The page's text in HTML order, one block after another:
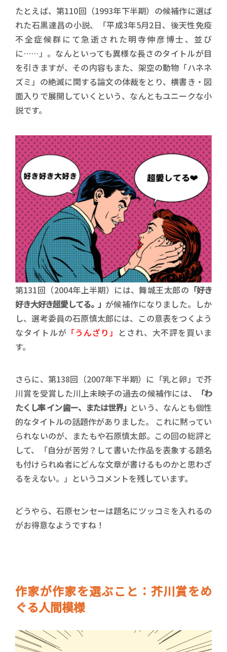
たとえば、第110回（1993年下半期）の候補作に選ば
れた石黒達昌の小説、「平成3年5月2日、後天性免疫
不全症候群にて急逝された明寺伸彦博士、並び
に……」。なんといっても異様な長さのタイトルが目
を引きますが、その内容もまた、架空の動物「ハネネ
ズミ」の絶滅に関する論文の体裁をとり、横書き・図
面入りで展開していくという、なんともユニークな小
説です。
第131回（2004年上半期）には、舞城王太郎の 「好き
好き大好き超愛してる。」が候補作になりました。しか
し、選考委員の石原慎太郎には、この意表をつくよう
なタイトルが 「うんざり」 とされ、大不評を買いま
す。
さらに、第138回（2007年下半期）に「乳と卵」で芥
川賞を受賞した川上未映子の過去の候補作には、
「わ
たくし率 イン 歯ー、または世界」 という、なんとも個性
的なタイトルの話題作がありました。 これに黙ってい
られないのが、またもや石原慎太郎。この回の総評と
して、「自分が苦労？して書いた作品を表象する題名
も付けられぬ者にどんな文章が書けるものかと思わざ
るをえない。」というコメントを残しています。
どうやら、石原センセーは題名にツッコミを入れるの
がお得意なようですね！
作家が作家を選ぶこと：芥川賞をめ
ぐる人間模様